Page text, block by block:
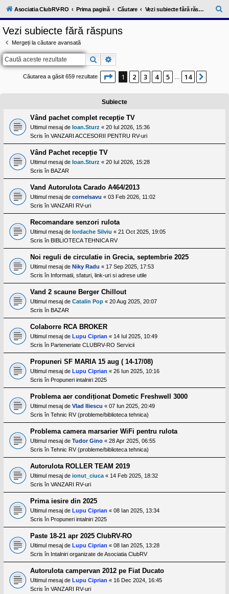
l
u
V
c
o
m
u
a
p
o
s
e
s
o
r
l
o
r
d
u
l
o
s
i
a
u
o
r
u
l
t
e
d
i
R
o
m
a
n
i
a
Asociatia ClubRV-RO Prima pagină Căutare Vezi subiecte fără răspuns
ă
Vezi subiecte fără răspuns
Mergeți la căutare avansată
Căutare
Căutarea a găsit 659 rezultate Pagina din 14
1 2 3 4 5 14
Subiecte
Vând pachet complet recepție TV
Ultimul mesaj de Ioan.Sturz « 20 Iul 2026, 15:36
Scris în VANZARI ACCESORII PENTRU RV-uri
Vând Pachet recepție TV
Ultimul mesaj de Ioan.Sturz « 20 Iul 2026, 15:28
Scris în BAZAR
Vand Autorulota Carado A464/2013
Ultimul mesaj de cornelsavu « 03 Feb 2026, 11:02
Scris în VANZARI RV-uri
Recomandare senzori rulota
Ultimul mesaj de Iordache Silviu « 21 Oct 2025, 19:05
Scris în BIBLIOTECA TEHNICA RV
Noi reguli de circulatie in Grecia, septembrie 2025
Ultimul mesaj de Niky Radu « 17 Sep 2025, 17:53
Scris în Informatii, sfaturi, link-uri si adrese utile
Vand 2 scaune Berger Chillout
Ultimul mesaj de Catalin Pop « 20 Aug 2025, 20:07
Scris în BAZAR
Colaborre RCA BROKER
Ultimul mesaj de Lupu Ciprian « 14 Iul 2025, 10:49
Scris în Parteneriate CLUBRV-RO Servicii
Propuneri SF MARIA 15 aug ( 14-17/08)
Ultimul mesaj de Lupu Ciprian « 26 Iun 2025, 10:16
Scris în Propuneri intalniri 2025
Problema aer condiționat Dometic Freshwell 3000
Ultimul mesaj de Vlad Iliescu « 07 Iun 2025, 20:49
Scris în Tehnic RV (probleme/biblioteca tehnica)
Problema camera marsarier WiFi pentru rulota
Ultimul mesaj de Tudor Gino « 28 Apr 2025, 06:55
Scris în Tehnic RV (probleme/biblioteca tehnica)
Autorulota ROLLER TEAM 2019
Ultimul mesaj de ionut_ciuca « 14 Feb 2025, 18:32
Scris în VANZARI RV-uri
Prima iesire din 2025
Ultimul mesaj de Lupu Ciprian « 08 Ian 2025, 13:34
Scris în Propuneri intalniri 2025
Paste 18-21 apr 2025 ClubRV-RO
Ultimul mesaj de Lupu Ciprian « 08 Ian 2025, 13:28
Scris în Intalniri organizate de Asociatia ClubRV
Autorulota campervan 2012 pe Fiat Ducato
Ultimul mesaj de Lupu Ciprian « 16 Dec 2024, 16:45
Scris în VANZARI RV-uri